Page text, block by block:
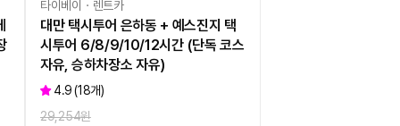
타이베이ㆍ렌트카
대만 택시투어 은하동 + 예스진지 택
시투어 6/8/9/10/12시간 (단독 코스
자유, 승하차장소 자유)
4.9(18개)
29,254원